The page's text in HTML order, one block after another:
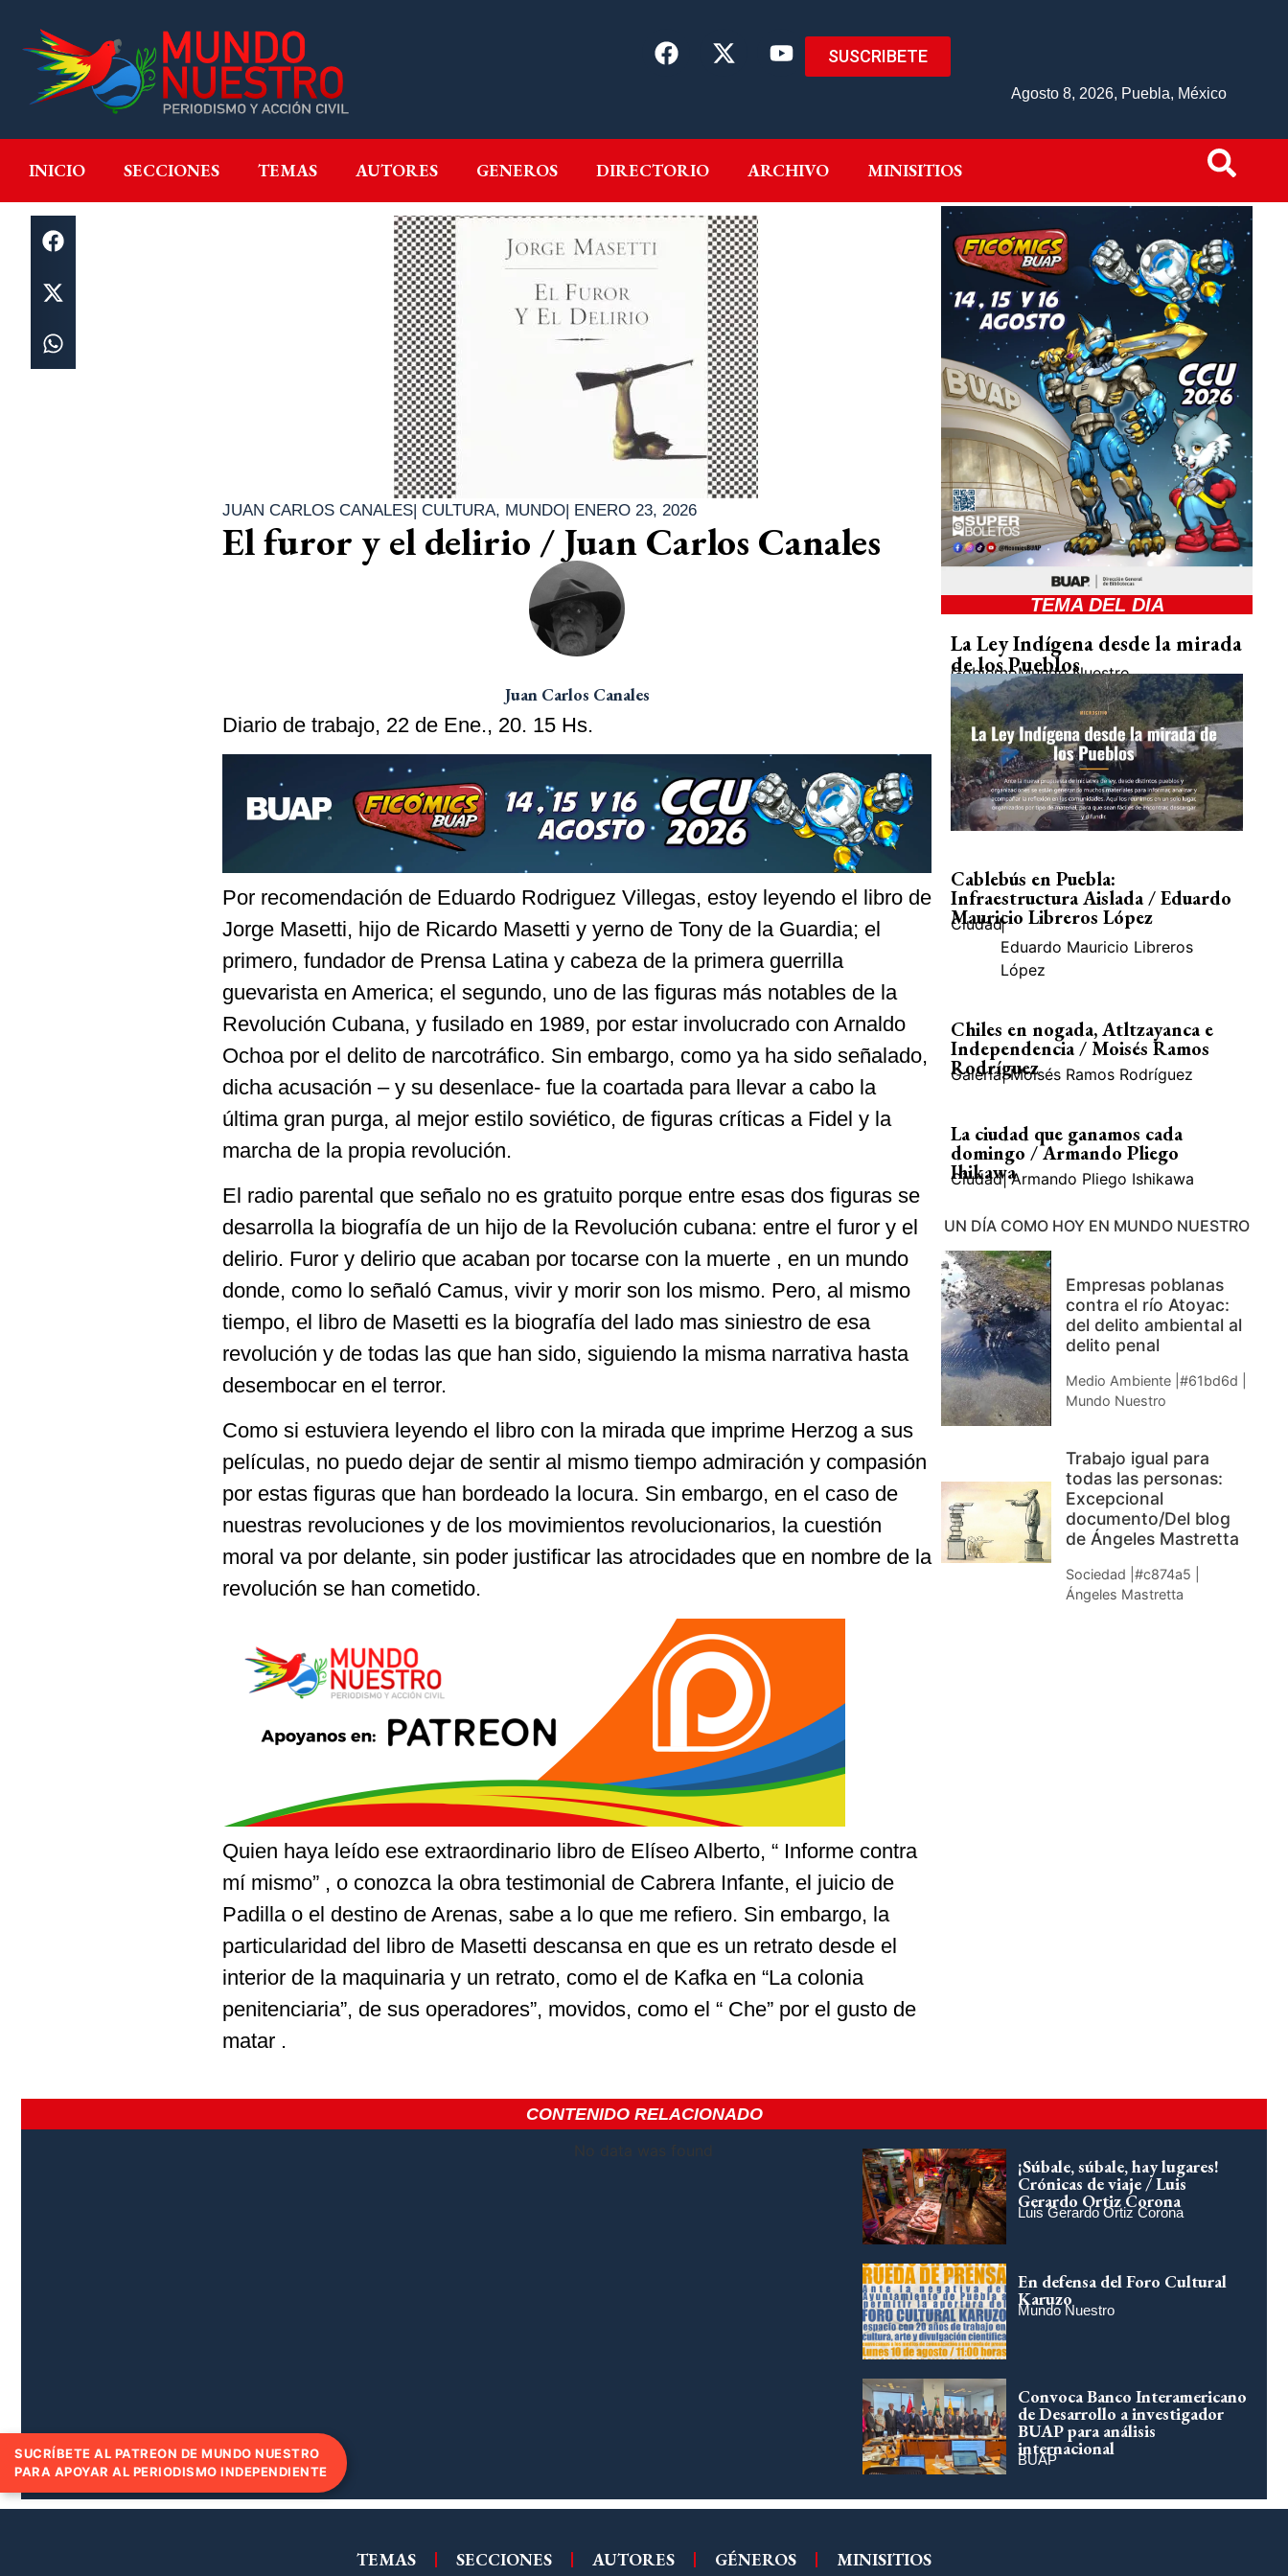
SUSCRIBETE
Agosto 8, 2026, Puebla, México
INICIO SECCIONES TEMAS AUTORES GENEROS DIRECTORIO ARCHIVO MINISITIOS
INICIO SECCIONES GENEROS DIRECTORIO ARCHIVO MINISITIOS
JUAN CARLOS CANALES| CULTURA, MUNDO| ENERO 23, 2026
El furor y el delirio / Juan Carlos Canales
Juan Carlos Canales
Diario de trabajo, 22 de Ene., 20. 15 Hs.
Por recomendación de Eduardo Rodriguez Villegas, estoy leyendo el libro de
Jorge Masetti, hijo de Ricardo Masetti y yerno de Tony de la Guardia; el
primero, fundador de Prensa Latina y cabeza de la primera guerrilla
guevarista en America; el segundo, uno de las figuras más notables de la
Revolución Cubana, y fusilado en 1989, por estar involucrado con Arnaldo
Ochoa por el delito de narcotráfico. Sin embargo, como ya ha sido señalado,
dicha acusación – y su desenlace- fue la coartada para llevar a cabo la
última gran purga, al mejor estilo soviético, de figuras críticas a Fidel y la
marcha de la propia revolución.
El radio parental que señalo no es gratuito porque entre esas dos figuras se
desarrolla la biografía de un hijo de la Revolución cubana: entre el furor y el
delirio. Furor y delirio que acaban por tocarse con la muerte , en un mundo
donde, como lo señaló Camus, vivir y morir son los mismo. Pero, al mismo
tiempo, el libro de Masetti es la biografía del lado mas siniestro de esa
revolución y de todas las que han sido, siguiendo la misma narrativa hasta
desembocar en el terror.
Como si estuviera leyendo el libro con la mirada que imprime Herzog a sus
películas, no puedo dejar de sentir al mismo tiempo admiración y compasión
por estas figuras que han bordeado la locura. Sin embargo, en el caso de
nuestras revoluciones y de los movimientos revolucionarios, la cuestión
moral va por delante, sin poder justificar las atrocidades que en nombre de la
revolución se han cometido.
Quien haya leído ese extraordinario libro de Elíseo Alberto, “ Informe contra
mí mismo” , o conozca la obra testimonial de Cabrera Infante, el juicio de
Padilla o el destino de Arenas, sabe a lo que me refiero. Sin embargo, la
particularidad del libro de Masetti descansa en que es un retrato desde el
interior de la maquinaria y un retrato, como el de Kafka en “La colonia
penitenciaria”, de sus operadores”, movidos, como el “ Che” por el gusto de
matar .
TEMA DEL DIA
La Ley Indígena desde la mirada
de los Pueblos
GobiernoMundo Nuestro
Cablebús en Puebla:
Infraestructura Aislada / Eduardo
Mauricio Libreros López
Ciudad|
Eduardo Mauricio Libreros
López
Chiles en nogada, Atltzayanca e
Independencia / Moisés Ramos
Rodríguez
Galería| Moisés Ramos Rodríguez
La ciudad que ganamos cada
domingo / Armando Pliego
Ihikawa
Ciudad| Armando Pliego Ishikawa
UN DÍA COMO HOY EN MUNDO NUESTRO
Empresas poblanas
contra el río Atoyac:
del delito ambiental al
delito penal
Medio Ambiente |#61bd6d |
Mundo Nuestro
Trabajo igual para
todas las personas:
Excepcional
documento/Del blog
de Ángeles Mastretta
Sociedad |#c874a5 |
Ángeles Mastretta
CONTENIDO RELACIONADO
No data was found
¡Súbale, súbale, hay lugares!
Crónicas de viaje / Luis
Gerardo Ortiz Corona
Luis Gerardo Ortiz Corona
En defensa del Foro Cultural
Karuzo
Mundo Nuestro
Convoca Banco Interamericano
de Desarrollo a investigador
BUAP para análisis
internacional
BUAP
TEMAS SECCIONES AUTORES GÉNEROS MINISITIOS
SUCRÍBETE AL PATREON DE MUNDO NUESTRO
PARA APOYAR AL PERIODISMO INDEPENDIENTE